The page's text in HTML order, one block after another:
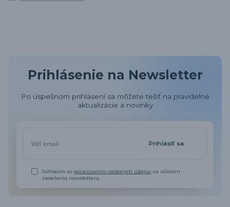
Prihlásenie na Newsletter
Po úspešnom prihlásení sa môžete tešiť na pravidelné
aktualizácie a novinky
Prihlásiť sa
Súhlasím sospracovaním osobných údajov za účelom
zasielania newslettera.